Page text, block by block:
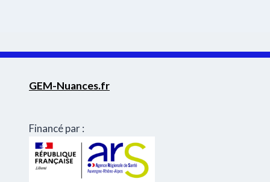
GEM-Nuances.fr
Financé par :